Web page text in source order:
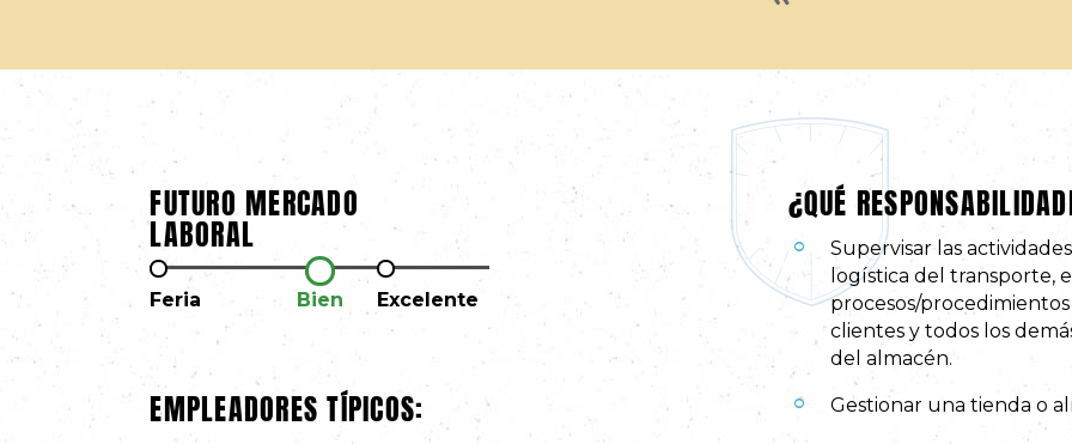
FUTURO MERCADO
LABORAL
Feria Bien Excelente
EMPLEADORES TÍPICOS:
¿QUÉ
Supervisar las
logística del transporte,
procesos/
clientes y todos los
del almacén.
Gestionar una tienda o